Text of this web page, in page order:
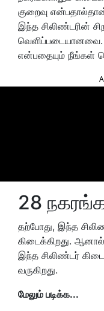
குறைவு
இந்த சிலிண்டரின்
வெளிப்படையானவை.
என்பதையும் நீங்கள்
28
தற்போது, இந்த
கிடைக்கிறது.
இந்த சிலிண்டர்
வருகிறது.
மேலும் படிக்க...